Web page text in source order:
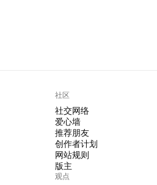
社区
社交网络
爱心墙
推荐朋友
创作者计划
网站规则
版主
观点